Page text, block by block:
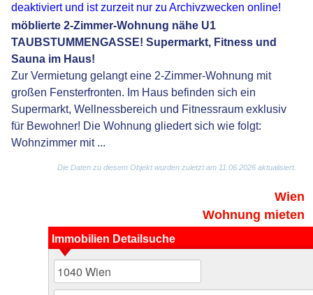
deaktiviert und ist zurzeit nur zu Archivzwecken online!
möblierte 2-Zimmer-Wohnung nähe U1
TAUBSTUMMENGASSE! Supermarkt, Fitness und
Sauna im Haus!
Zur Vermietung gelangt eine 2-Zimmer-Wohnung mit
großen Fensterfronten. Im Haus befinden sich ein
Supermarkt, Wellnessbereich und Fitnessraum exklusiv
für Bewohner! Die Wohnung gliedert sich wie folgt:
Wohnzimmer mit ...
Die Daten zu diesem Objekt wurden zuletzt am 11.06.2026 aktualisiert.
Wien
Wohnung mieten
Immobilien Detailsuche